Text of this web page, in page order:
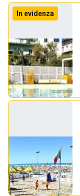
In evidenza